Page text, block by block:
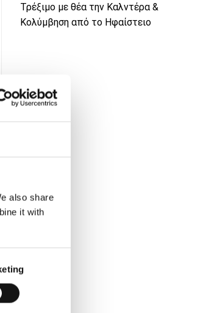
also share
it with
Τρέξιμο με θέα την Καλντέρα &
Κολύμβηση από το Ηφαίστειο